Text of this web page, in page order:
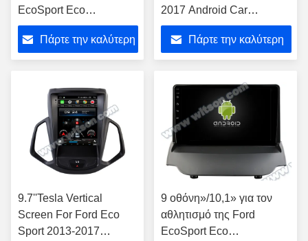
EcoSport Eco
στερεοφωνικό
συγκρότημα 2013 - 2017
πολυμέσων
Πάρτε την καλύτερη
2017 Android Car
Multimedia Player
Ηλεκτρονικό τηλεφώνημα
για αυτοκίνητα
Πάρτε την καλύτερη
9.7''Tesla Vertical
Screen For Ford Eco
Sport 2013-2017
9 οθόνη»/10,1» για τον
αθλητισμό της Ford
EcoSport Eco